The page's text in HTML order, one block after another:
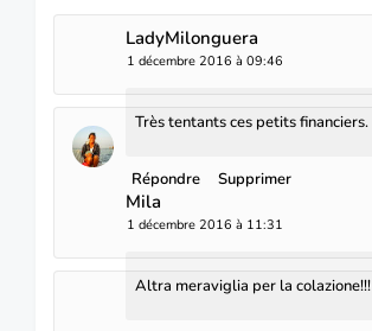
LadyMilonguera
1 décembre 2016 à 09:46
Très tentants ces petits financiers.
Répondre Supprimer
Mila
1 décembre 2016 à 11:31
Altra meraviglia per la colazione!!!